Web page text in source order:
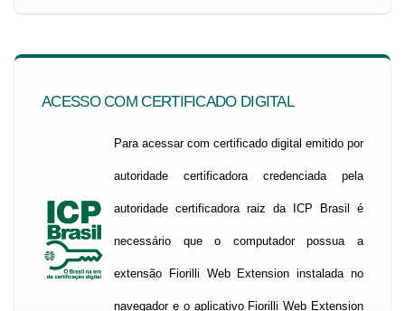
ACESSO COM CERTIFICADO DIGITAL
Para acessar com certificado digital emitido por
autoridade certificadora credenciada pela
autoridade certificadora raiz da ICP Brasil é
necessário que o computador possua a
extensão Fiorilli Web Extension instalada no
navegador e o aplicativo Fiorilli Web Extension